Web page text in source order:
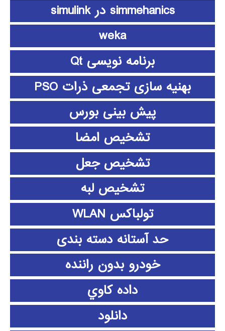
simmehanics در simulink
weka
برنامه نویسی Qt
بهنیه سازی تجمعی ذرات PSO
پیش بینی بورس
تشخیص امضا
تشخیص جعل
تشخیص لبه
تولباکس WLAN
حد آستانه دسته بندی
خودرو بدون راننده
داده كاوي
دانلود